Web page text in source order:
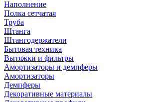
Наполнение
Полка сетчатая
Труба
Штанга
Штангодержатели
Бытовая техника
Вытяжки и фильтры
Амортизаторы и демпферы
Амортизаторы
Демпферы
Декоративные материалы